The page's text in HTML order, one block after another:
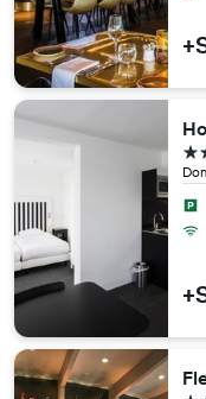
4